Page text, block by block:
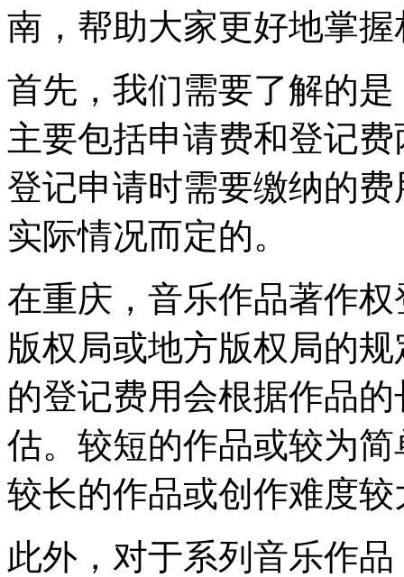
南，帮助大家更好地掌
首先，我们需要了解的
主要包括申请费和登记
登记申请时需要缴纳的
实际情况而定的。
在重庆，音乐作品著作
版权局或地方版权局的
的登记费用会根据作品
估。较短的作品或较为
较长的作品或创作难度
此外，对于系列音乐作